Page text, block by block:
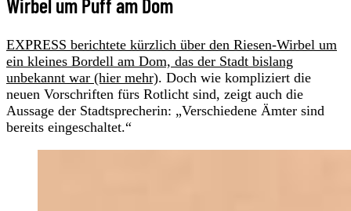
EXPRESS berichtete kürzlich über den Riesen-Wirbel um
ein kleines Bordell am Dom, das der Stadt bislang
unbekannt war (hier mehr). Doch wie kompliziert die
neuen Vorschriften fürs Rotlicht sind, zeigt auch die
Aussage der Stadtsprecherin: „Verschiedene Ämter sind
bereits eingeschaltet.“